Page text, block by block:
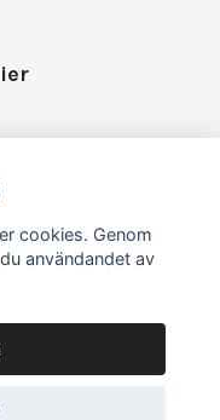
cookies. Genom
användandet av